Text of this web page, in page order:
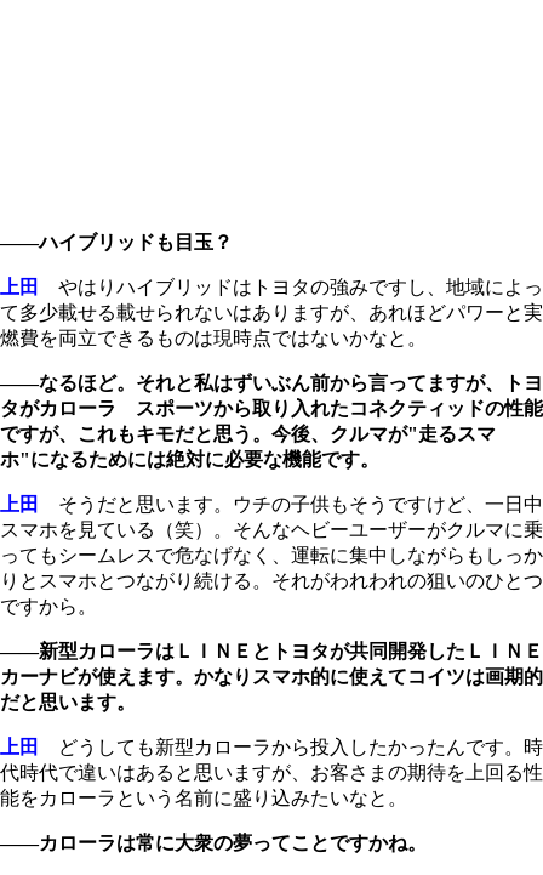
――ハイブリッドも目玉？
上田
やはりハイブリッドはトヨタの強みですし、地域によっ
て多少載せる載せられないはありますが、あれほどパワーと実
燃費を両立できるものは現時点ではないかなと。
――なるほど。それと私はずいぶん前から言ってますが、トヨ
タがカローラ スポーツから取り入れたコネクティッドの性能
ですが、これもキモだと思う。今後、クルマが"走るスマ
ホ"になるためには絶対に必要な機能です。
上田
そうだと思います。ウチの子供もそうですけど、一日中
スマホを見ている（笑）。そんなヘビーユーザーがクルマに乗
ってもシームレスで危なげなく、運転に集中しながらもしっか
りとスマホとつながり続ける。それがわれわれの狙いのひとつ
ですから。
――新型カローラはＬＩＮＥとトヨタが共同開発したＬＩＮＥ
カーナビが使えます。かなりスマホ的に使えてコイツは画期的
だと思います。
上田
どうしても新型カローラから投入したかったんです。時
代時代で違いはあると思いますが、お客さまの期待を上回る性
能をカローラという名前に盛り込みたいなと。
――カローラは常に大衆の夢ってことですかね。